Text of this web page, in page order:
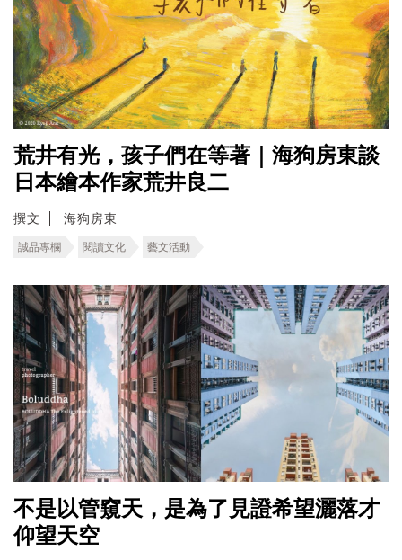
荒井有光，孩子們在等著｜海狗房東談
日本繪本作家荒井良二
撰文 海狗房東
誠品專欄 閱讀文化 藝文活動
不是以管窺天，是為了見證希望灑落才
仰望天空